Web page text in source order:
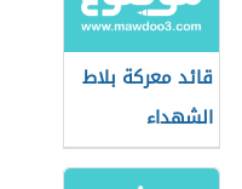
قائد معركة بلاط
الشهداء